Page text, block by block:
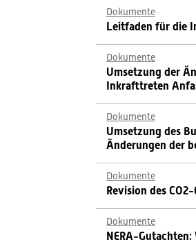
Dokumente
Leitfaden für die
Dokumente
Umsetzung der
Inkrafttreten
Dokumente
Umsetzung des
Änderungen der
Dokumente
Revision des
Dokumente
NERA-